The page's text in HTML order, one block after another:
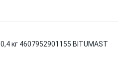
кг 4607952901155 BITUMAST